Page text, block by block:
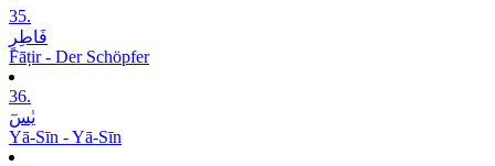
35.
فَاطِرٍ
Fāṭir - Der Schöpfer
36.
یٰسٓ
Yā-Sīn - Yā-Sīn